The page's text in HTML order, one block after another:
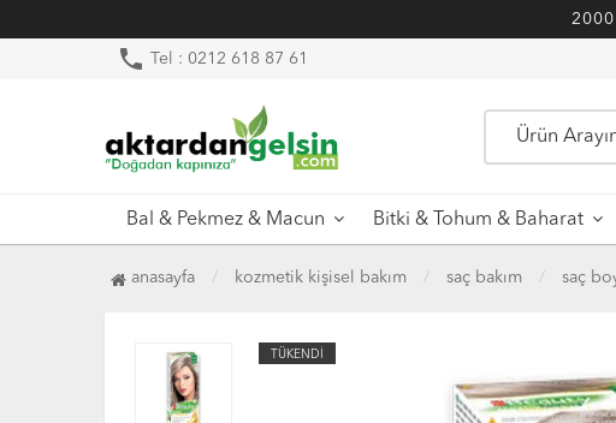
2000
phone Tel : 0212 618 87 61
Bal & Pekmez & Macun Bitki & Tohum & Baharat
anasayfa kozmetik kişisel bakım saç bakım saç
TÜKENDİ